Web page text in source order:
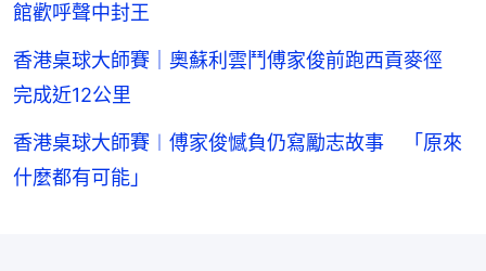
館歡呼聲中封王
香港桌球大師賽｜奧蘇利雲鬥傅家俊前跑西貢麥徑
完成近12公里
香港桌球大師賽︱傅家俊憾負仍寫勵志故事 「原來
什麼都有可能」